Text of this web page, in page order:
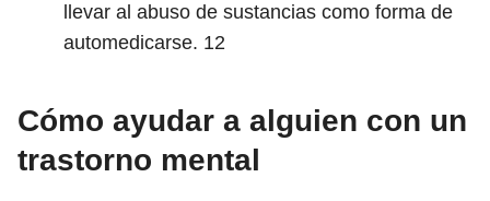
llevar al abuso de sustancias como forma de
automedicarse. 12
Cómo ayudar a alguien con un
trastorno mental